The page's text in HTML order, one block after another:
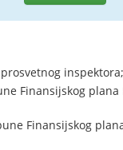
inspektora;
Finansijskog
Finansijskog